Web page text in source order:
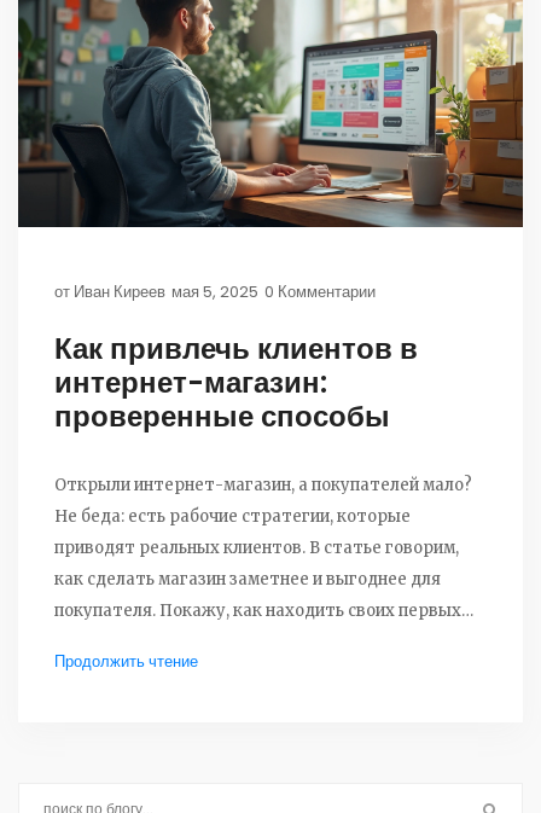
от Иван Киреев мая 5, 2025 0 Комментарии
Как привлечь клиентов в
интернет-магазин:
проверенные способы
Открыли интернет-магазин, а покупателей мало?
Не беда: есть рабочие стратегии, которые
приводят реальных клиентов. В статье говорим,
как сделать магазин заметнее и выгоднее для
покупателя. Покажу, как находить своих первых
какие ошибки мешают вашему магазину расти, и
Продолжить чтение